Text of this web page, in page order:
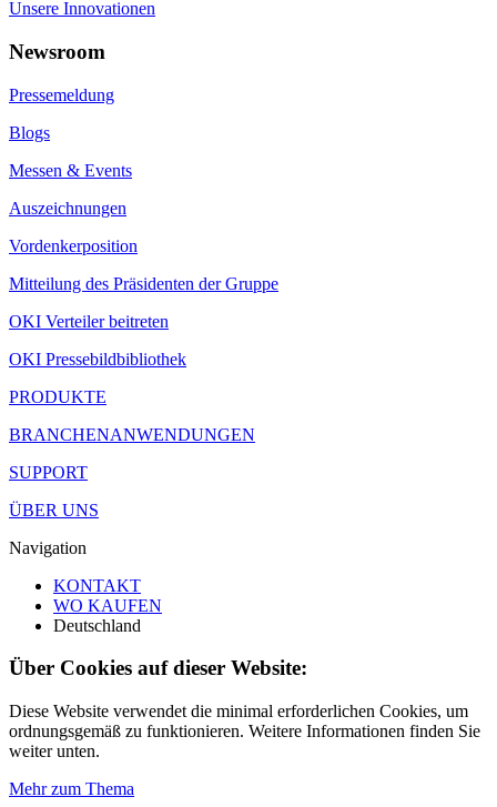
Unsere Innovationen
Newsroom
Pressemeldung
Blogs
Messen & Events
Auszeichnungen
Vordenkerposition
Mitteilung des Präsidenten der Gruppe
OKI Verteiler beitreten
OKI Pressebildbibliothek
PRODUKTE
BRANCHENANWENDUNGEN
SUPPORT
ÜBER UNS
Navigation
KONTAKT
WO KAUFEN
Deutschland
Über Cookies auf dieser Website:
Diese Website verwendet die minimal erforderlichen Cookies, um
ordnungsgemäß zu funktionieren. Weitere Informationen finden Sie
weiter unten.
Mehr zum Thema